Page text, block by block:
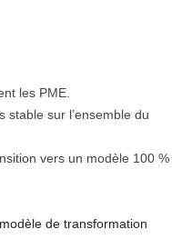
les PME.
stable sur l’ensemble du
vers un modèle 100 %
de transformation